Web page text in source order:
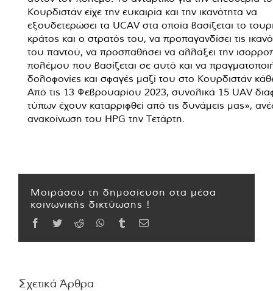
Κουρδιστάν είχε την ευκαιρία και την ικανότητα να
εξουδετερώσει τα UCAV στα οποία βασίζεται το
κράτος και ο στρατός του, να προπαγανδίσει τις
του παντού, να προσπαθήσει να αλλάξει την
πολέμου που βασίζεται σε αυτό και να
δολοφονίες και σφαγές μαζί του στο Κουρδιστάν
Από τις 13 Φεβρουαρίου 2023, συνολικά 15 UAV
τύπων έχουν καταρριφθεί από τις δυνάμεις μας»,
ανακοίνωση του HPG την Τετάρτη.
Μοιράσου τη δημοσίευση στα μέσα
κοινωνικής δικτύωσης !
Facebook
TwitterReddit WhatsApp
TumblrEmail
Σχετικά Άρθρα